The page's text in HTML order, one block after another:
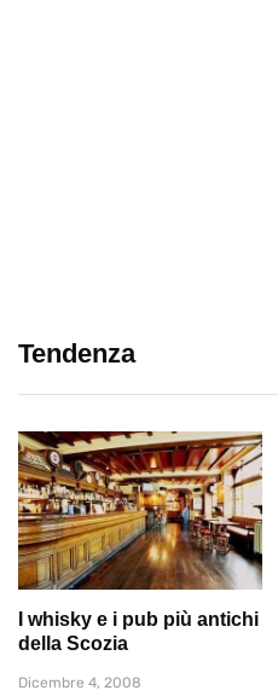
Tendenza
I whisky e i pub più antichi
della Scozia
Dicembre 4, 2008